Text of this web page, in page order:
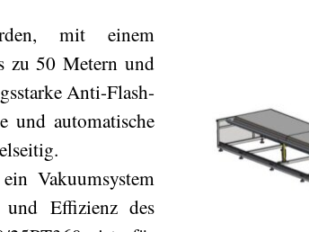
mit einem
zu 50 Metern und
Anti-Flash-
und automatische
Vakuumsystem
Effizienz des